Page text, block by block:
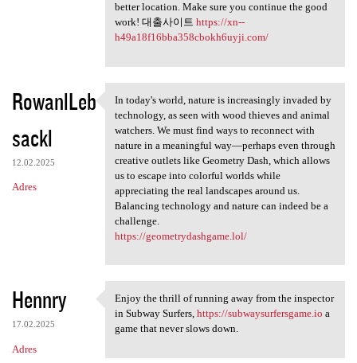
better location. Make sure you continue the good
work! 대출사이트 https://xn--
h49a18f16bba358cbokh6uyji.com/
RowanlLeb
sackl
12.02.2025
Adres
In today's world, nature is
In today's world, nature is increasingly invaded by
technology, as seen with wood thieves and animal
watchers. We must find ways to reconnect with
nature in a meaningful way—perhaps even through
creative outlets like Geometry Dash, which allows
us to escape into colorful worlds while
appreciating the real landscapes around us.
Balancing technology and nature can indeed be a
challenge.
https://geometrydashgame.lol/
Hennry
17.02.2025
Adres
Enjoy the thrill of running
Enjoy the thrill of running away from the inspector
in Subway Surfers, https://subwaysurfersgame.io a
game that never slows down.